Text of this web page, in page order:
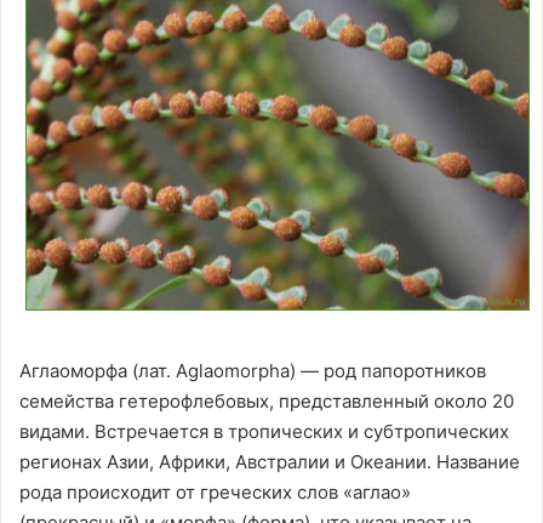
Аглаоморфа (лат. Aglaomorpha) — род папоротников
семейства гетерофлебовых, представленный около 20
видами. Встречается в тропических и субтропических
регионах Азии, Африки, Австралии и Океании. Название
рода происходит от греческих слов «аглао»